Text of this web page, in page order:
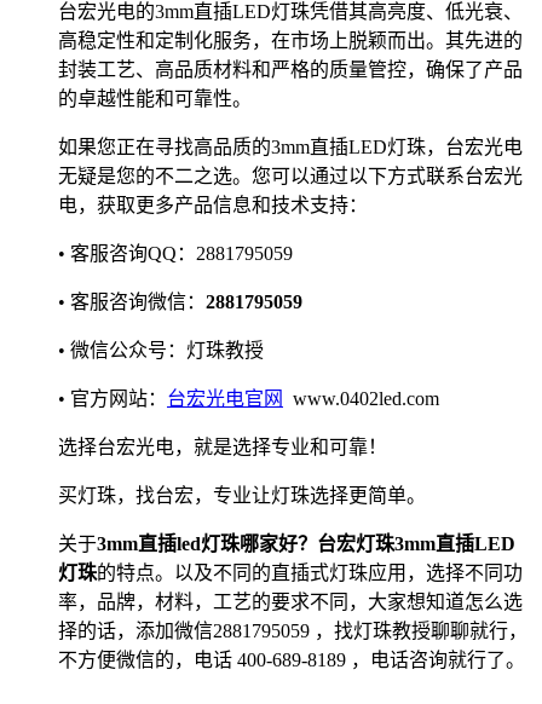
台宏光电的3mm直插LED灯珠凭借其高亮度、低光衰、
高稳定性和定制化服务，在市场上脱颖而出。其先进的
封装工艺、高品质材料和严格的质量管控，确保了产品
的卓越性能和可靠性。
如果您正在寻找高品质的3mm直插LED灯珠，台宏光电
无疑是您的不二之选。您可以通过以下方式联系台宏光
电，获取更多产品信息和技术支持：
• 客服咨询QQ：2881795059
• 客服咨询微信： 2881795059
• 微信公众号：灯珠教授
• 官方网站： 台宏光电官网 www.0402led.com
选择台宏光电，就是选择专业和可靠！
买灯珠，找台宏，专业让灯珠选择更简单。
关于3mm直插led灯珠哪家好？台宏灯珠3mm直插LED
灯珠的特点。以及不同的直插式灯珠应用，选择不同功
率，品牌，材料，工艺的要求不同，大家想知道怎么选
择的话，添加微信2881795059 ，找灯珠教授聊聊就行，
不方便微信的，电话 400-689-8189 ，电话咨询就行了。